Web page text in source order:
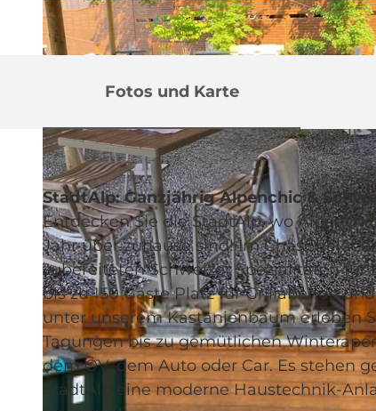
© StadtAlp | CC-BY-NC-ND
Fotos und Karte
StadtAlp: Ganzjährig Alpenchic &
Entdecken Sie die StadtAlp, wo
Jahr über zuhause sind! Im ChäsChalet
zubereiteten Schweizer Spezialitäten für
bis zu 150 Gäste Platz für Grillabende
unter unserem Kastanienbaum erleben
Tagungen bis zu gemütlichen
dem ÖV, dem Auto oder Car. Es stehen
StadtAlp eine moderne Haustechnik-